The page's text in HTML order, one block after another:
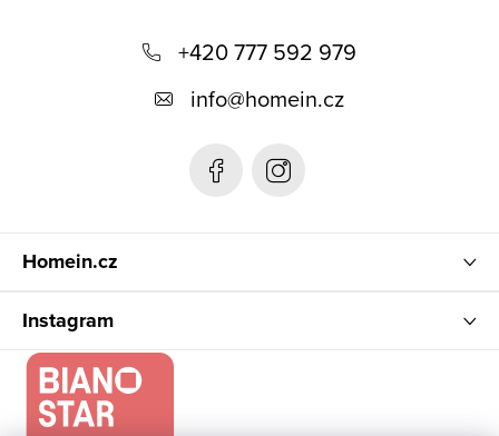
+420 777 592 979
info@homein.cz
Homein.cz
Instagram